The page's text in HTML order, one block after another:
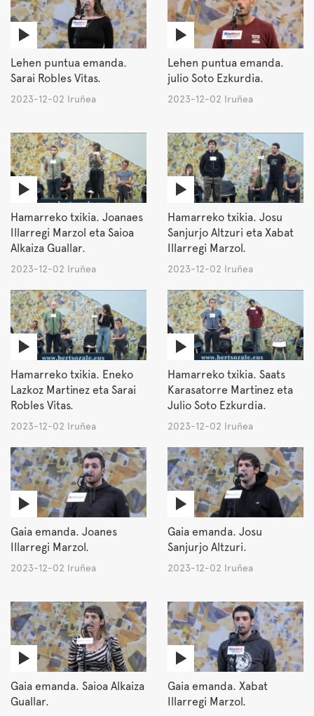
Lehen puntua emanda.
Sarai Robles Vitas.
2023-12-02 Iruñea
Lehen puntua emanda.
julio Soto Ezkurdia.
2023-12-02 Iruñea
Hamarreko txikia. Joanaes
Illarregi Marzol eta Saioa
Alkaiza Guallar.
2023-12-02 Iruñea
Hamarreko txikia. Josu
Sanjurjo Altzuri eta Xabat
Illarregi Marzol.
2023-12-02 Iruñea
Hamarreko txikia. Eneko
Lazkoz Martinez eta Sarai
Robles Vitas.
2023-12-02 Iruñea
Hamarreko txikia. Saats
Karasatorre Martinez eta
Julio Soto Ezkurdia.
2023-12-02 Iruñea
Gaia emanda. Joanes
Illarregi Marzol.
2023-12-02 Iruñea
Gaia emanda. Josu
Sanjurjo Altzuri.
2023-12-02 Iruñea
Gaia emanda. Saioa Alkaiza
Guallar.
Gaia emanda. Xabat
Illarregi Marzol.